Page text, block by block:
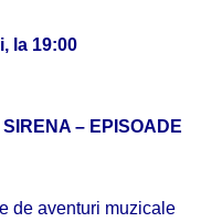
la 19:00
– EPISOADE
de aventuri muzicale